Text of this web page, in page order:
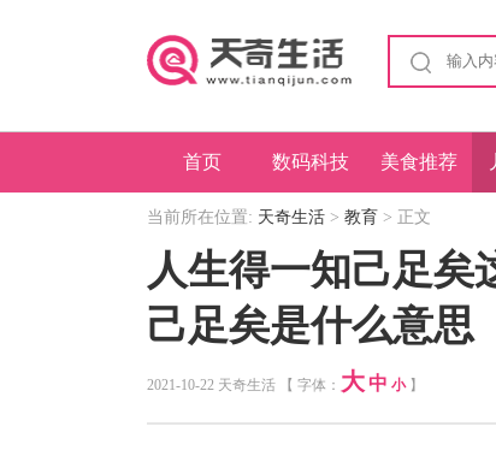
首页 数码科技 美食推荐
当前所在位置: 天奇生活 > 教育 > 正文
人生得一知己足矣
己足矣是什么意思
2021-10-22 天奇生活 【 字体： 大 中 小】